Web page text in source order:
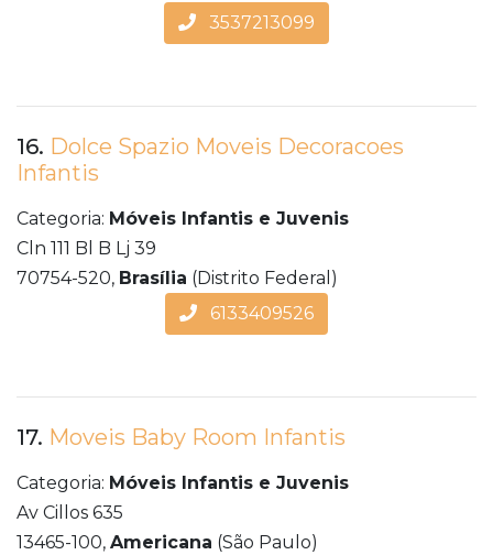
3537213099
16. Dolce Spazio Moveis Decoracoes
Infantis
Categoria: Móveis Infantis e Juvenis
Cln 111 Bl B Lj 39
70754-520, Brasília (Distrito Federal)
6133409526
17. Moveis Baby Room Infantis
Categoria: Móveis Infantis e Juvenis
Av Cillos 635
13465-100, Americana (São Paulo)